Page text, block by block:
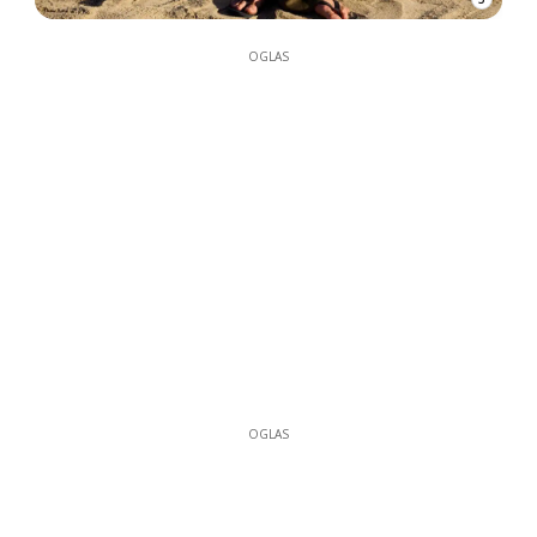
OGLAS
OGLAS